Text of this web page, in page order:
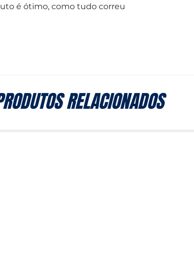
é ótimo, como tudo correu
RELACIONADOS